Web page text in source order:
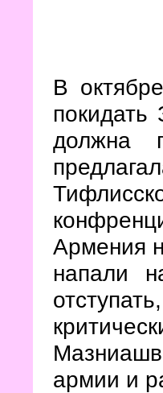
В
должна
Армения
напали
армии и